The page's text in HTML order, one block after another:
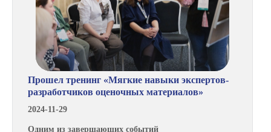
Прошел тренинг «Мягкие навыки экспертов-
разработчиков оценочных материалов»
2024-11-29
Одним из завершающих событий